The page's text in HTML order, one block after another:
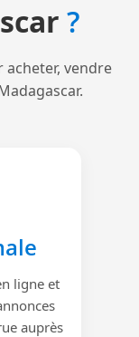
?
vendre
ligne et
auprès